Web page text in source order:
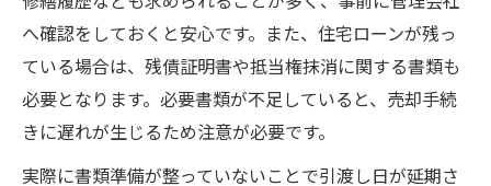
へ確認をしておくと安心です。また、住宅ローンが残っ
ている場合は、残債証明書や抵当権抹消に関する書類も
必要となります。必要書類が不足していると、売却手続
きに遅れが生じるため注意が必要です。
実際に書類準備が整っていないことで引渡し日が延期さ